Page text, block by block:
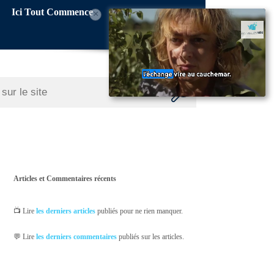
Ici Tout Commence×
Articles et Commentaires récents
📺 Lireles derniers articles publiés pour ne rien manquer.
💬 Lireles derniers commentaires publiés sur les articles.